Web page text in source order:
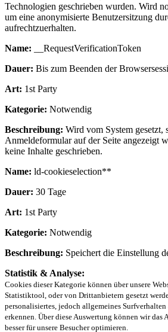
Technologien geschrieben wurden. Wird
um eine anonymisierte Benutzersitzung
aufrechtzuerhalten.
Name: __RequestVerificationToken
Dauer: Bis zum Beenden der
Art: 1st Party
Kategorie: Notwendig
Beschreibung: Wird vom System gesetzt,
Anmeldeformular auf der Seite angezeigt
keine Inhalte geschrieben.
Name: ld-cookieselection**
Dauer: 30 Tage
Art: 1st Party
Kategorie: Notwendig
Beschreibung: Speichert die Einstellung
Statistik & Analyse:
Cookies dieser Kategorie können über unsere
Statistiktool, oder von Drittanbietern gesetzt
personalisiertes, jedoch allgemeines Surfverhalten
erkennen. Über diese Auswertung können wir das
besser für unsere Besucher optimieren.